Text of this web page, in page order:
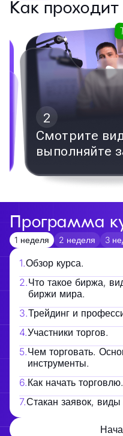
Как проходит
2
Смотрите
выполняйте
Программа
1 неделя 2 неделя 3
1.Обзор курса.
2.Что такое биржа,
биржи мира.
3.Трейдинг и
4.Участники торгов.
5.Чем торговать.
инструменты.
6.Как начать торговлю.
7.Стакан заявок,